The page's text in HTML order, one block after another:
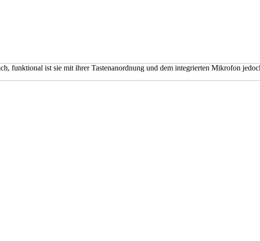
funktional ist sie mit ihrer Tastenanordnung und dem integrierten Mikrofon